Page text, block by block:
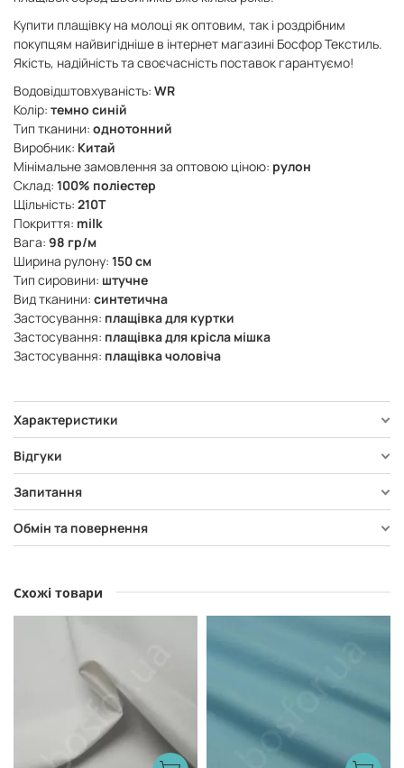
Купити плащівку на молоці як оптовим, так і роздрібним
покупцям найвигідніше в інтернет магазині Босфор Текстиль.
Якість, надійність та своєчасність поставок гарантуємо!
Водовідштовхуваність: WR
Колір: темно синій
Тип тканини: однотонний
Виробник: Китай
Мінімальне замовлення за оптовою ціною: рулон
Склад: 100% поліестер
Щільність: 210Т
Покриття: milk
Вага: 98 гр/м
Ширина рулону: 150 см
Тип сировини: штучне
Вид тканини: синтетична
Застосування: плащівка для куртки
Застосування: плащівка для крісла мішка
Застосування: плащівка чоловіча
Характеристики
Відгуки
Запитання
Обмін та повернення
Схожі товари